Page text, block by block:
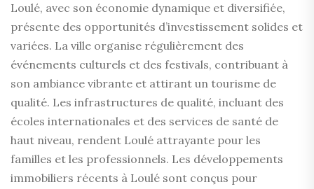
Loulé, avec son économie dynamique et diversifiée,
présente des opportunités d’investissement solides et
variées. La ville organise régulièrement des
événements culturels et des festivals, contribuant à
son ambiance vibrante et attirant un tourisme de
qualité. Les infrastructures de qualité, incluant des
écoles internationales et des services de santé de
haut niveau, rendent Loulé attrayante pour les
familles et les professionnels. Les développements
immobiliers récents à Loulé sont conçus pour